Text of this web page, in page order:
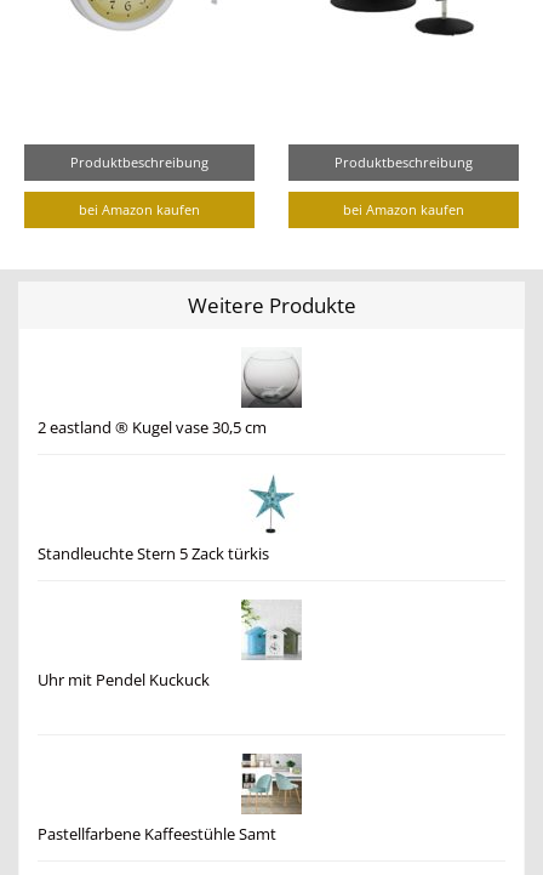
Produktbeschreibung
bei Amazon kaufen
Produktbeschreibung
bei Amazon kaufen
Weitere Produkte
2 eastland ® Kugel vase 30,5 cm
Standleuchte Stern 5 Zack türkis
Uhr mit Pendel Kuckuck
Pastellfarbene Kaffeestühle Samt